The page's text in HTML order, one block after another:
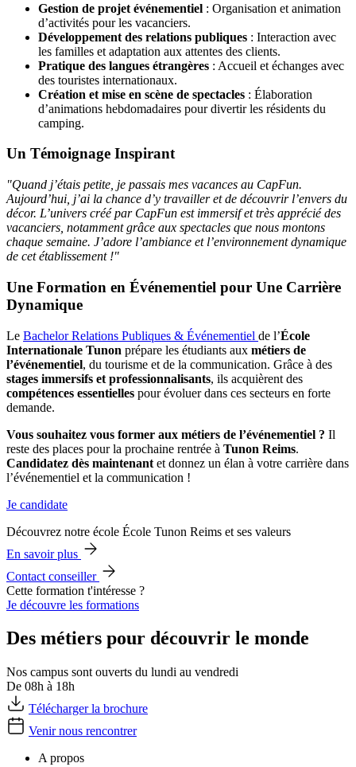
Gestion de projet événementiel : Organisation et animation
d’activités pour les vacanciers.
Développement des relations publiques : Interaction avec
les familles et adaptation aux attentes des clients.
Pratique des langues étrangères : Accueil et échanges avec
des touristes internationaux.
Création et mise en scène de spectacles : Élaboration
d’animations hebdomadaires pour divertir les résidents du
camping.
Un Témoignage Inspirant
"Quand j’étais petite, je passais mes vacances au CapFun.
Aujourd’hui, j’ai la chance d’y travailler et de découvrir l’envers du
décor. L’univers créé par CapFun est immersif et très apprécié des
vacanciers, notamment grâce aux spectacles que nous montons
chaque semaine. J’adore l’ambiance et l’environnement dynamique
de cet établissement !"
Une Formation en Événementiel pour Une Carrière
Dynamique
Le Bachelor Relations Publiques & Événementiel de l’École
Internationale Tunon prépare les étudiants aux métiers de
l’événementiel, du tourisme et de la communication. Grâce à des
stages immersifs et professionnalisants, ils acquièrent des
compétences essentielles pour évoluer dans ces secteurs en forte
demande.
Vous souhaitez vous former aux métiers de l’événementiel ? Il
reste des places pour la prochaine rentrée à Tunon Reims.
Candidatez dès maintenant et donnez un élan à votre carrière dans
l’événementiel et la communication !
Je candidate
Découvrez notre école École Tunon Reims et ses valeurs
En savoir plus
Contact conseiller
Cette formation t'intéresse ?
Je découvre les formations
Des métiers pour découvrir le monde
Nos campus sont ouverts du lundi au vendredi
De 08h à 18h
Télécharger la brochure
Venir nous rencontrer
A propos